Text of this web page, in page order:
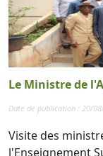
Le Ministre de
Date de publication : 20/
Visite des
l'Enseignement